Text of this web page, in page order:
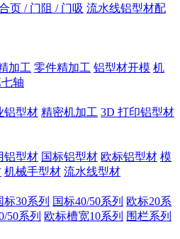
页 / 门阻 / 门吸 流水线铝型材配
加工 零件精加工 铝型材开模 机
轴
铝型材 精密机加工 3D 打印铝型材
铝型材 国标铝型材 欧标铝型材 模
机械手型材 流水线型材
标30系列 国标40/50系列 欧标20系
50系列 欧标槽宽10系列 围栏系列